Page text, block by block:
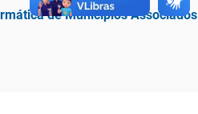
de Municípios Associados